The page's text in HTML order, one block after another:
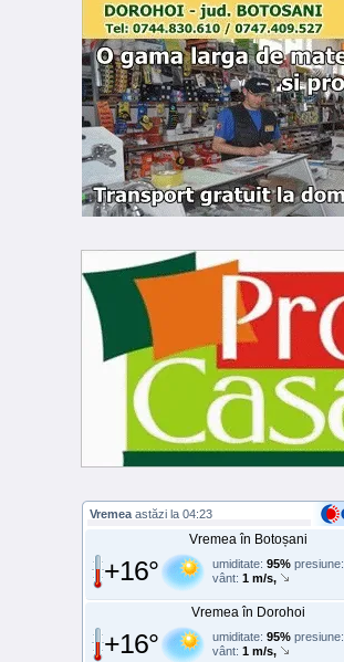
Vremeaastăzi la 04:23
Vremea în Botoșani
+16° umiditate: 95% presiune:
vânt: 1 m/s,
Vremea în Dorohoi
+16° umiditate: 95% presiune:
vânt: 1 m/s,